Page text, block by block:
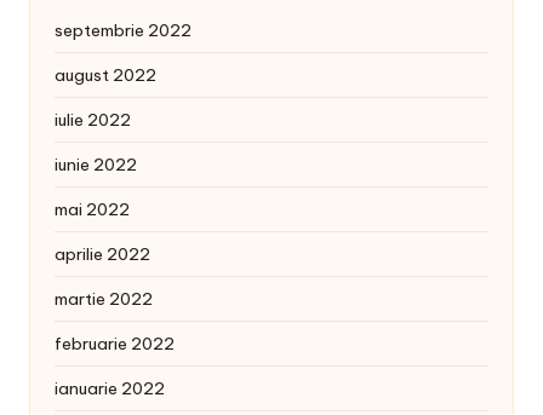
septembrie 2022
august 2022
iulie 2022
iunie 2022
mai 2022
aprilie 2022
martie 2022
februarie 2022
ianuarie 2022